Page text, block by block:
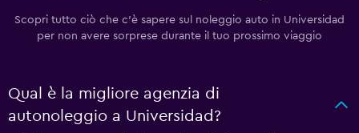
Scopri tutto ciò che c'è sapere sul noleggio auto in Universidad
per non avere sorprese durante il tuo prossimo viaggio
Qual è la migliore agenzia di
autonoleggio a Universidad?